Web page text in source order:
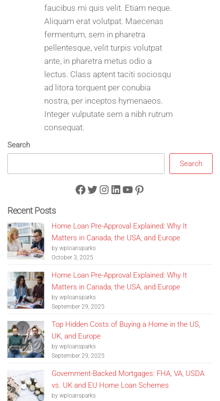
faucibus mi quis velit. Etiam neque.
Aliquam erat volutpat. Maecenas
fermentum, sem in pharetra
pellentesque, velit turpis volutpat
ante, in pharetra metus odio a
lectus. Class aptent taciti sociosqu
ad litora torquent per conubia
nostra, per inceptos hymenaeos.
Integer vulputate sem a nibh rutrum
consequat.
Search
Search
Facebook
Twitter
Instagram
LinkedIn
YouTube
Pinterest
Recent Posts
Home Loan Pre-Approval Explained: Why It
Matters in Canada, the USA, and Europe
by wploansparks
October 3, 2025
Home Loan Pre-Approval Explained: Why It
Matters in Canada, the USA, and Europe
by wploansparks
September 29, 2025
Top Hidden Costs of Buying a Home in the US,
UK, and Europe
by wploansparks
September 29, 2025
Government-Backed Mortgages: FHA, VA, USDA
vs. UK and EU Home Loan Schemes
by wploansparks